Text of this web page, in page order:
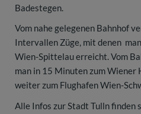
Badestegen.
Vom nahe gelegenen Bahnhof
Intervallen Züge, mit denen
Wien-Spittelau erreicht. Vom
man in 15 Minuten zum Wiener
weiter zum Flughafen Wien-
Alle Infos zur Stadt Tulln finden